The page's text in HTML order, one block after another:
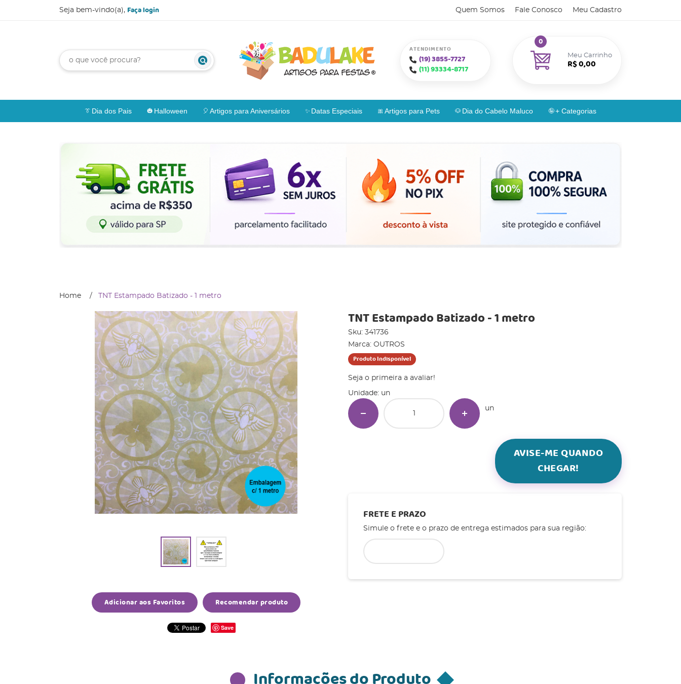
Seja bem-vindo(a), Faça login Quem Somos Fale Conosco Meu Cadastro
ATENDIMENTO
(19)3855-7727
(11)93334-8717
Meu Carrinho
0
R$ 0,00
Dia dos Pais Halloween Artigos para Aniversários Datas Especiais Artigos para Pets Dia do Cabelo Maluco + Categorias
Home TNT Estampado Batizado - 1 metro
Adicionar aos Favoritos Recomendar produto
Save
TNT Estampado Batizado - 1 metro
Sku: 341736
Marca: OUTROS
Produto Indisponível
Seja o primeira a avaliar!
Unidade: un
un
AVISE-ME QUANDO
CHEGAR!
FRETE E PRAZO
Simule o frete e o prazo de entrega estimados para sua região: